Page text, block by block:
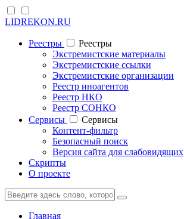
LIDREKON.RU
Реестры
Реестры
Экстремистские материалы
Экстремистские ссылки
Экстремистские организации
Реестр иноагентов
Реестр НКО
Реестр СОНКО
Cервисы
Cервисы
Контент-фильтр
Безопасный поиск
Версия сайта для слабовидящих
Скрипты
О проекте
Главная